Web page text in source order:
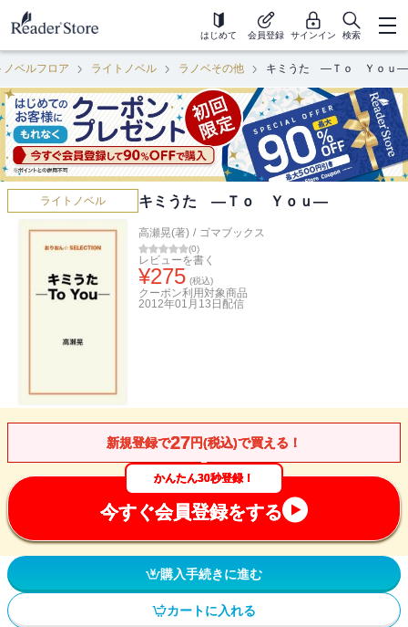
はじめて 会員登録 サインイン 検索
ノベルフロア ライトノベル ラノベその他 キミうた ―Ｔｏ Ｙｏｕ―
ライトノベル キミうた ―Ｔｏ Ｙｏｕ―
高瀬晃(著) / ゴマブックス
(0)
レビューを書く
¥275 (税込)
クーポン利用対象商品
2012年01月13日 配信
新規登録で27円(税込)で買える！
かんたん30秒登録！
今すぐ会員登録をする
購入手続きに進む
カートに入れる